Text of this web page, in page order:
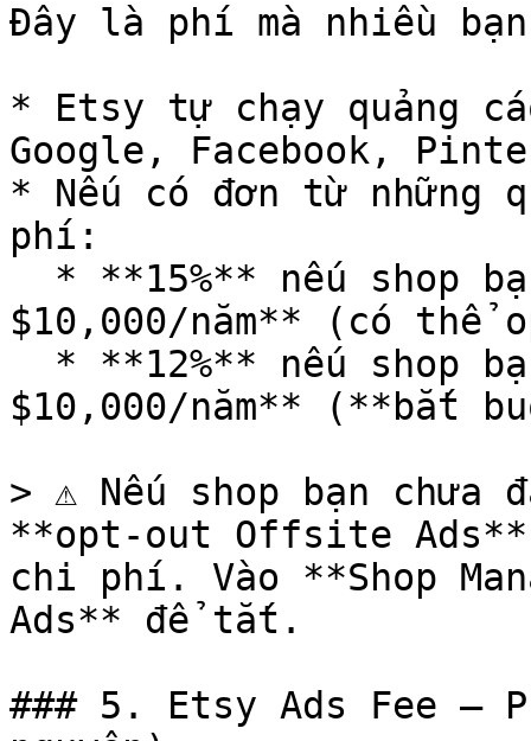
Đây là phí mà nhiều
* Etsy tự chạy quảng
Google, Facebook,
* Nếu có đơn từ những
phí:
$10,000/năm** (có thể
$10,000/năm** (**bắt
> ⚠️ Nếu shop bạn chưa
**opt-out Offsite
chi phí. Vào **Shop
Ads** để tắt.
### 5. Etsy Ads Fee —